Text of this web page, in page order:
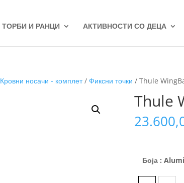
ТОРБИ И РАНЦИ АКТИВНОСТИ СО ДЕЦА
Кровни носачи - комплет/Фиксни точки / Thule
Thule
Боја: